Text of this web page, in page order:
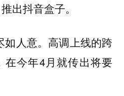
出抖音盒子。
如人意。高调上线的跨
在今年4月就传出将要